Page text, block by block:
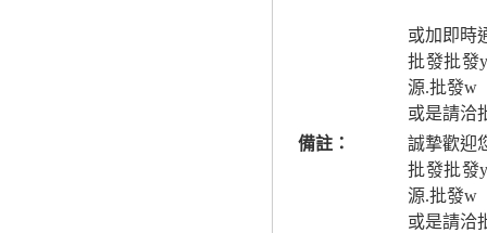
或加即時
批發批發
源.批發w
或是請洽
備註：
誠摯歡迎
批發批發
源.批發w
或是請洽